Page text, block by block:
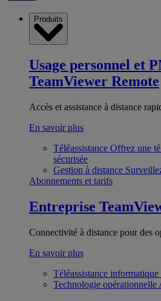
Produits
Usage personnel et
TeamViewer Remote
Accès et assistance à distance
En savoir plus
Téléassistance Offrez une
sécurisée
Gestion à distance
Abonnements et tarifs
Entreprise
Connectivité à distance pour des
En savoir plus
Téléassistance informatique
Technologie opérationnelle